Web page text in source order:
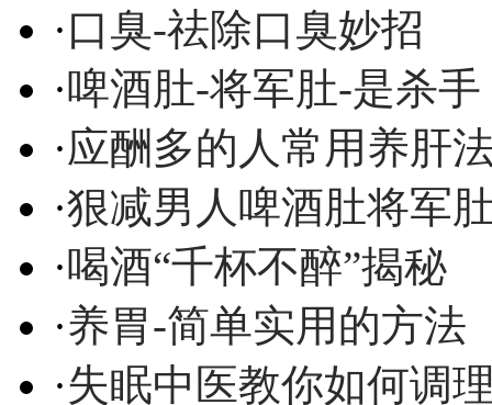
·口臭-祛除口臭妙招
·啤酒肚-将军肚-是杀手
·应酬多的人常用养肝
·狠减男人啤酒肚将军
·喝酒“千杯不醉”揭秘
·养胃-简单实用的方法
·失眠中医教你如何调